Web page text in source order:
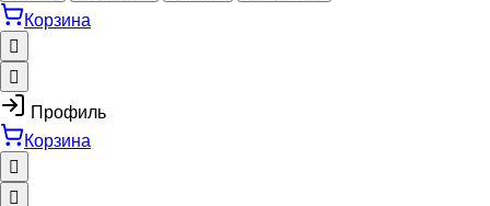
Корзина
Профиль
Корзина